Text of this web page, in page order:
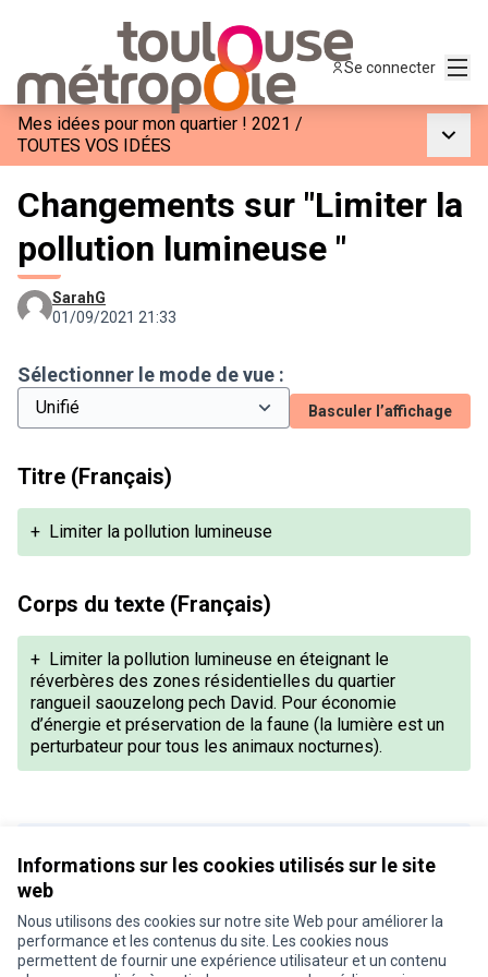
Informations sur les cookies utilisés sur le site
web
Nous utilisons des cookies sur notre site Web pour améliorer la
performance et les contenus du site. Les cookies nous
permettent de fournir une expérience utilisateur et un contenu
Se connecter
Mes idées pour mon quartier ! 2021 /
TOUTES VOS IDÉES
Changements sur "Limiter la
pollution lumineuse "
SarahG
01/09/2021 21:33
Sélectionner le mode de vue :
Basculer l’affichage
Titre (Français)
+ Limiter la pollution lumineuse
Corps du texte (Français)
+ Limiter la pollution lumineuse en éteignant le
réverbères des zones résidentielles du quartier
rangueil saouzelong pech David. Pour économie
d’énergie et préservation de la faune (la lumière est un
perturbateur pour tous les animaux nocturnes).
Conditions d'utilisation
Paramètres des cookies
Je participe ! sur X
Je participe ! sur Facebook
Je participe ! sur Instagram